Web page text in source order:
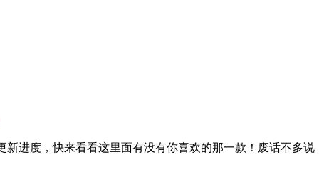
进度，快来看看这里面有没有你喜欢的那一款！废话不多说